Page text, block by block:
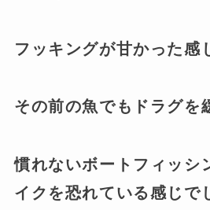
フッキングが甘かった感
その前の魚でもドラグを
慣れないボートフィッシ
イクを恐れている感じで